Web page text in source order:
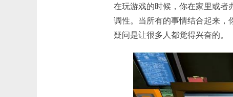
在玩游戏的时候，你在家里或
调性。当所有的事情结合起来，
疑问是让很多人都觉得兴奋的。